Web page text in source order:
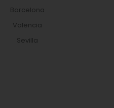
Barcelona
Valencia
Sevilla